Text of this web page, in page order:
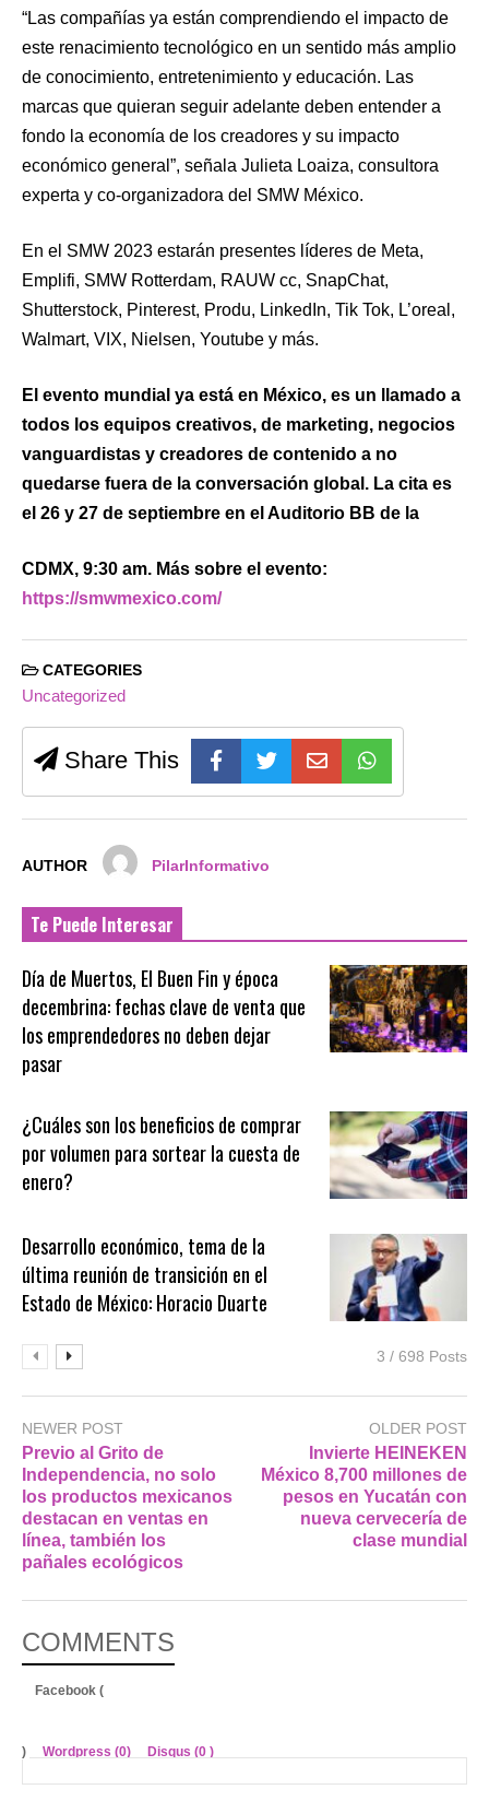
“Las compañías ya están comprendiendo el impacto de
este renacimiento tecnológico en un sentido más amplio
de conocimiento, entretenimiento y educación. Las
marcas que quieran seguir adelante deben entender a
fondo la economía de los creadores y su impacto
económico general”, señala Julieta Loaiza, consultora
experta y co-organizadora del SMW México.
En el SMW 2023 estarán presentes líderes de Meta,
Emplifi, SMW Rotterdam, RAUW cc, SnapChat,
Shutterstock, Pinterest, Produ, LinkedIn, Tik Tok, L’oreal,
Walmart, VIX, Nielsen, Youtube y más.
El evento mundial ya está en México, es un llamado a
todos los equipos creativos, de marketing, negocios
vanguardistas y creadores de contenido a no
quedarse fuera de la conversación global. La cita es
el 26 y 27 de septiembre en el Auditorio BB de la
CDMX, 9:30 am. Más sobre el evento:
https://smwmexico.com/
CATEGORIES
Uncategorized
Share This
AUTHOR PilarInformativo
Te Puede Interesar
Día de Muertos, El Buen Fin y época
decembrina: fechas clave de venta que
los emprendedores no deben dejar
pasar
¿Cuáles son los beneficios de comprar
por volumen para sortear la cuesta de
enero?
Desarrollo económico, tema de la
última reunión de transición en el
Estado de México: Horacio Duarte
3 / 698 Posts
NEWER POST
Previo al Grito de
Independencia, no solo
los productos mexicanos
destacan en ventas en
línea, también los
pañales ecológicos
OLDER POST
Invierte HEINEKEN
México 8,700 millones de
pesos en Yucatán con
nueva cervecería de
clase mundial
COMMENTS
Facebook (
) Wordpress (0) Disqus (0 )